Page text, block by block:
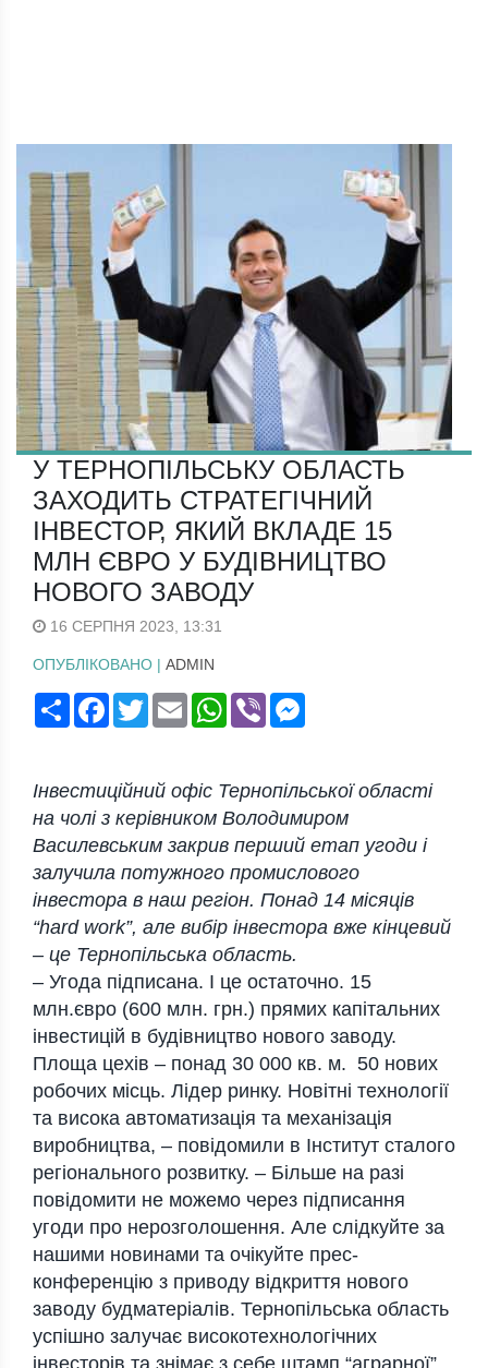
У ТЕРНОПІЛЬСЬКУ ОБЛАСТЬ
ЗАХОДИТЬ СТРАТЕГІЧНИЙ
ІНВЕСТОР, ЯКИЙ ВКЛАДЕ 15
МЛН ЄВРО У БУДІВНИЦТВО
НОВОГО ЗАВОДУ
16 СЕРПНЯ 2023, 13:31
ОПУБЛІКОВАНО | ADMIN
ПоширитиFacebook
TwitterEmail WhatsApp
Viber
Інвестиційний офіс Тернопільської області
на чолі з керівником Володимиром
Василевським закрив перший етап угоди і
залучила потужного промислового
інвестора в наш регіон. Понад 14 місяців
“hard work”, але вибір інвестора вже кінцевий
– це Тернопільська область.
– Угода підписана. І це остаточно. 15
млн.євро (600 млн. грн.) прямих капітальних
інвестицій в будівництво нового заводу.
Площа цехів – понад 30 000 кв. м. 50 нових
робочих місць. Лідер ринку. Новітні технології
та висока автоматизація та механізація
виробництва, – повідомили в Інститут сталого
регіонального розвитку. – Більше на разі
повідомити не можемо через підписання
угоди про нерозголошення. Але слідкуйте за
нашими новинами та очікуйте прес-
конференцію з приводу відкриття нового
заводу будматеріалів. Тернопільська область
успішно залучає високотехнологічних